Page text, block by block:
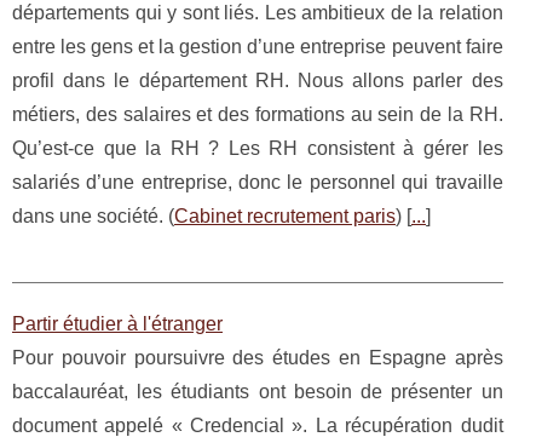
départements qui y sont liés. Les ambitieux de la relation
entre les gens et la gestion d’une entreprise peuvent faire
profil dans le département RH. Nous allons parler des
métiers, des salaires et des formations au sein de la RH.
Qu’est-ce que la RH ? Les RH consistent à gérer les
salariés d’une entreprise, donc le personnel qui travaille
dans une société. (Cabinet recrutement paris) [...]
Partir étudier à l'étranger
Pour pouvoir poursuivre des études en Espagne après
baccalauréat, les étudiants ont besoin de présenter un
document appelé « Credencial ». La récupération dudit